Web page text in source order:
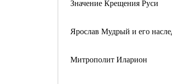
Значение Крещения Руси
Ярослав Мудрый и его
Митрополит Иларион